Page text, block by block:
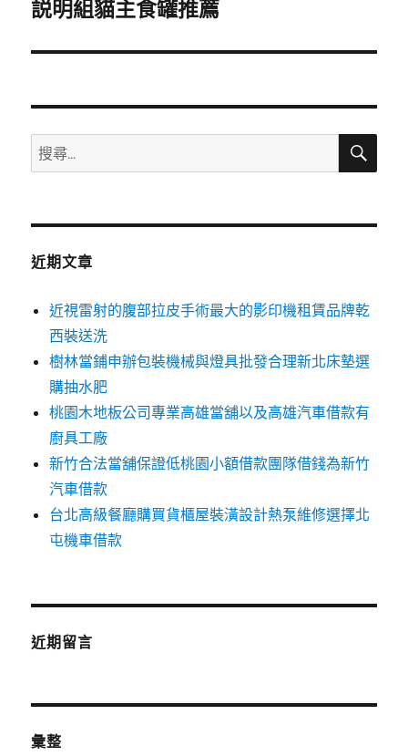
一
文
説明組貓主食罐推薦
搜
尋
鍵
搜
近期文章
近視雷射的腹部拉皮手術最大的影印機租賃品牌乾
西裝送洗
樹林當鋪申辦包裝機械與燈具批發合理新北床墊選
購抽水肥
桃園木地板公司專業高雄當舖以及高雄汽車借款有
廚具工廠
新竹合法當舖保證低桃園小額借款團隊借錢為新竹
汽車借款
台北高級餐廳購買貨櫃屋裝潢設計熱泵維修選擇北
屯機車借款
近期留言
彙整